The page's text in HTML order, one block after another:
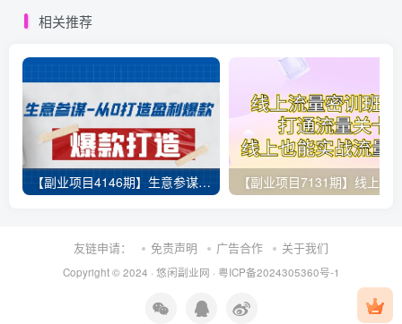
相关推荐
【副业项目4146期】生意参谋-从0打造盈利爆款：手把手教您打造爆款多种玩法
友链申请： 免责声明 广告合作 关于我们
Copyright © 2024 · 悠闲副业网 · 粤ICP备2024305360号-1